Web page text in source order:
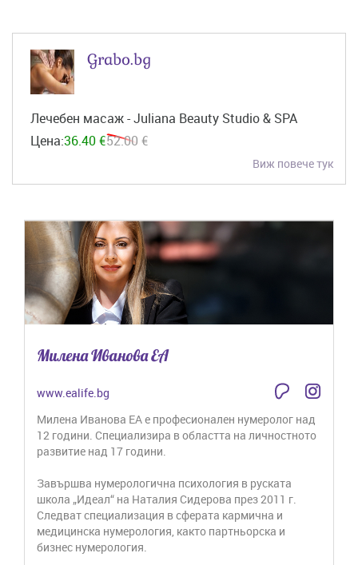
Grabo.bg
Лечебен масаж - Juliana Beauty Studio & SPA
Цена:36.40 €52.00 €
Виж повече тук
Милена Иванова ЕА
www.ealife.bg
Милена Иванова ЕA е професионален нумеролог над
12 години. Специализира в областта на личностното
развитие над 17 години.
Завършва нумерологична психология в руската
школа „Идеал“ на Наталия Сидерова през 2011 г.
Следват специализация в сферата кармична и
медицинска нумерология, както партньорска и
бизнес нумерология.